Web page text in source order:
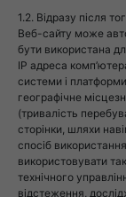
1.2. Відразу після
Веб-сайту може
бути використана
IP адреса
системи і
географічне
(тривалість
сторінки, шляхи
спосіб
використовувати
технічного
відстеження,